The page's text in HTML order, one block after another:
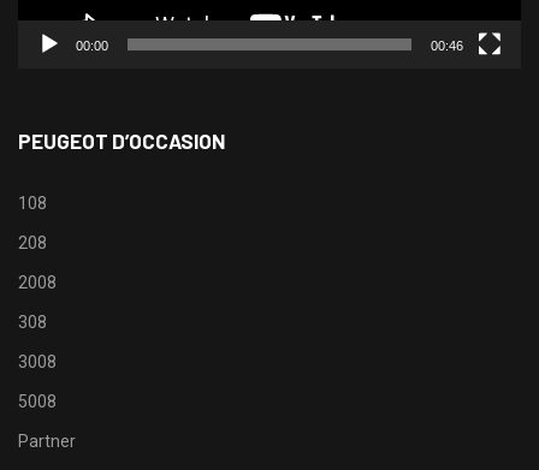
00:00 00:46
PEUGEOT D’OCCASION
108
208
2008
308
3008
5008
Partner